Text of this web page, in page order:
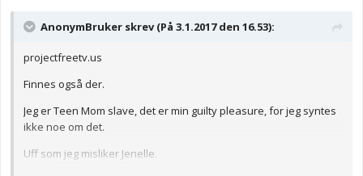
AnonymBruker skrev (På 3.1.2017 den 16.53):
projectfreetv.us
Finnes også der.
Jeg er Teen Mom slave, det er min guilty pleasure, for jeg syntes
ikke noe om det.
Uff som jeg misliker Jenelle.